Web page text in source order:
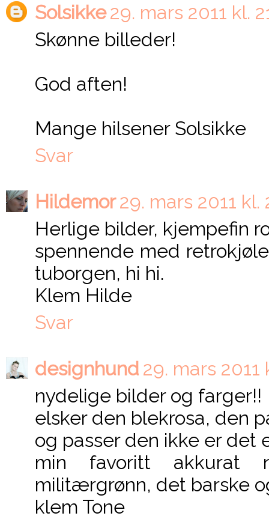
Solsikke29. mars 2011 kl.
Skønne billeder!
God aften!
Mange hilsener Solsikke
Svar
Hildemor29. mars 2011 kl.
Herlige bilder, kjempefin
spennende med
tuborgen, hi hi.
Klem Hilde
Svar
designhund 29. mars 2011
nydelige bilder og farger!!
elsker den blekrosa, den
og passer den ikke er det
min favoritt akkurat
militærgrønn, det barske
klem Tone